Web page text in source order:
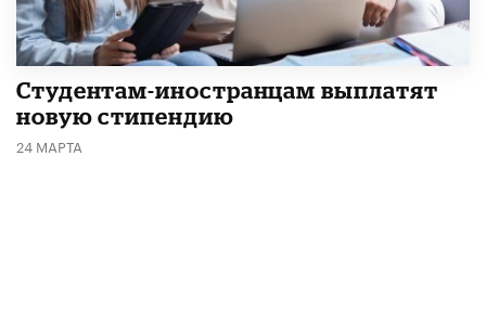
Студентам-иностранцам выплатят
новую стипендию
24 МАРТА